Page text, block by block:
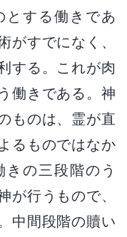
とする働きであ
がすでになく、
する。これが肉
働きである。神
ものは、霊が直
るものではなか
の三段階のう
が行うもので、
中間段階の贖い